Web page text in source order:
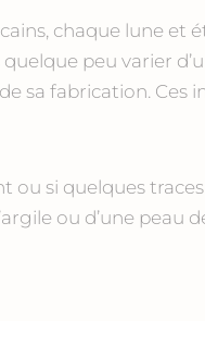
chaque lune et
peu varier
sa fabrication.
si quelques
ou d’une peau